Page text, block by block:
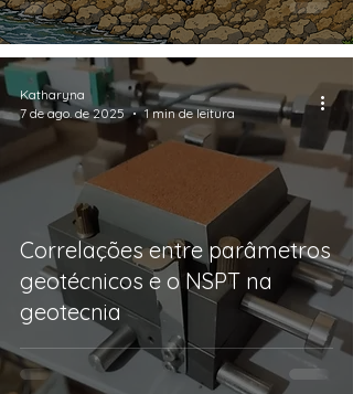
Correlações entre parâmetros
geotécnicos e o NSPT na
geotecnia
Katharyna
7 de ago. de 2025
1 min de leitura